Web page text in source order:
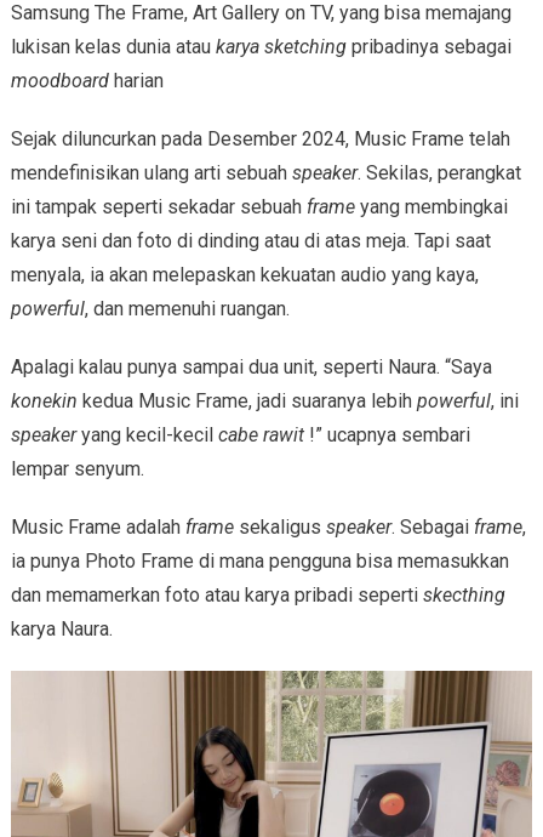
Samsung The Frame, Art Gallery on TV, yang bisa memajang
lukisan kelas dunia ataukarya sketchingpribadinya sebagai
moodboard harian
Sejak diluncurkan pada Desember 2024, Music Frame telah
mendefinisikan ulang arti sebuah speaker. Sekilas, perangkat
ini tampak seperti sekadar sebuah frameyang membingkai
karya seni dan foto di dinding atau di atas meja. Tapi saat
menyala, ia akan melepaskan kekuatan audio yang kaya,
powerful, dan memenuhi ruangan.
Apalagi kalau punya sampai dua unit, seperti Naura. “Saya
konekin kedua Music Frame, jadi suaranya lebih powerful, ini
speakeryang kecil-kecil cabe rawit !” ucapnya sembari
lempar senyum.
Music Frame adalah framesekaligus speaker. Sebagai frame,
ia punya Photo Frame di mana pengguna bisa memasukkan
dan memamerkan foto atau karya pribadi seperti skecthing
karya Naura.